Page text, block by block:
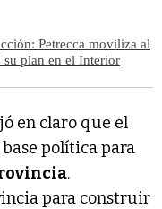
Petrecca moviliza al
su plan en el Interior
en claro que el
política para
.
para construir